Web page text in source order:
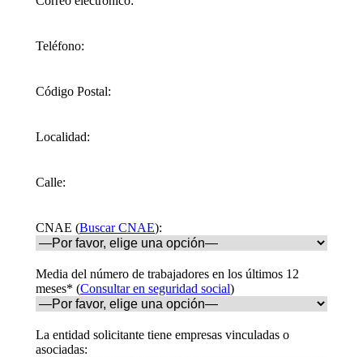
Teléfono:
Código Postal:
Localidad:
Calle:
CNAE (Buscar CNAE):
Media del número de trabajadores en los últimos 12
meses* (Consultar en seguridad social)
La entidad solicitante tiene empresas vinculadas o
asociadas: